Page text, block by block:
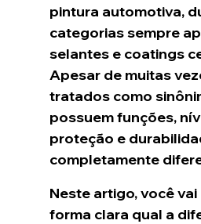
pintura automotiva,
categorias sempre
selantes e coatings
Apesar de muitas
tratados como
possuem funções,
proteção e
completamente
Neste artigo, você
forma clara qual a